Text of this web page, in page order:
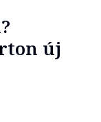
új